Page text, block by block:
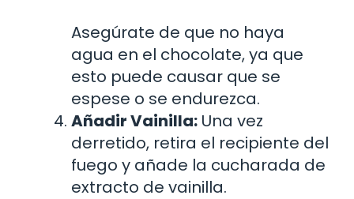
Asegúrate de que no haya
agua en el chocolate, ya que
esto puede causar que se
espese o se endurezca.
Añadir Vainilla: Una vez
derretido, retira el recipiente del
fuego y añade la cucharada de
extracto de vainilla.